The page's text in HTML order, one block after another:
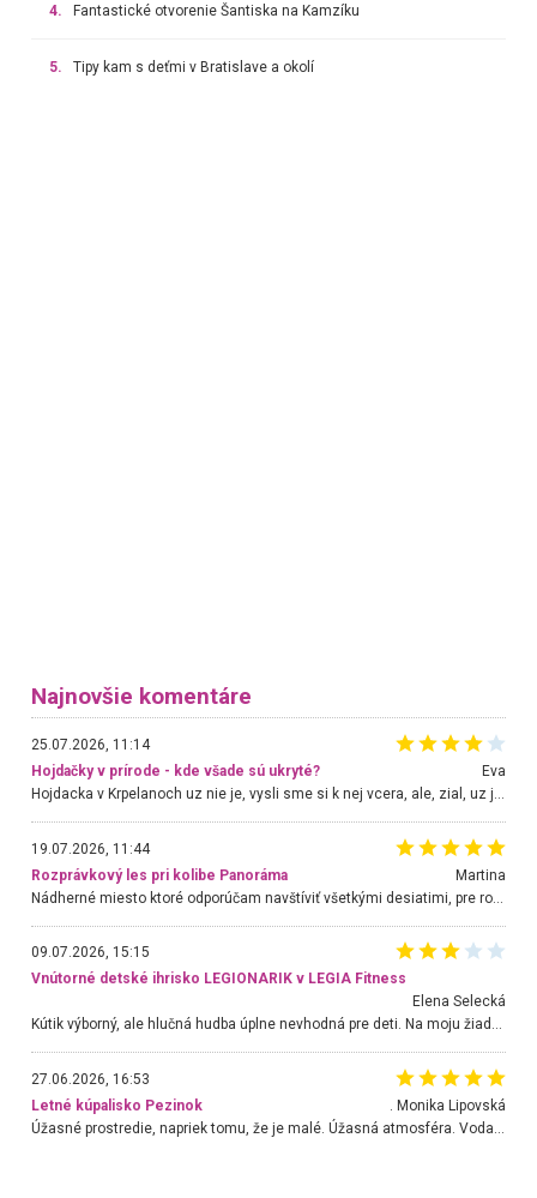
4. Fantastické otvorenie Šantiska na Kamzíku
5. Tipy kam s deťmi v Bratislave a okolí
Najnovšie komentáre
25.07.2026, 11:14
Hojdačky v prírode - kde všade sú ukryté?
Eva
Hojdacka v Krpelanoch uz nie je, vysli sme si k nej vcera, ale, zial, uz je znicena. Ak sem planujete cestu len kvoli hojdacke, mozete si ju usetrit. Krasny vyhlad je tu vsak aj bez hojdacky :-)
19.07.2026, 11:44
Rozprávkový les pri kolibe Panoráma
Martina
Nádherné miesto ktoré odporúčam navštíviť všetkými desiatimi, pre rodiny s deťmi, dôchodcom... Proste a jednoducho ozaj rozprávkový les.. určite ešte prídeme. Odniesli sme si na pamiatku krásne tričká,
09.07.2026, 15:15
Vnútorné detské ihrisko LEGIONARIK v LEGIA Fitness
Elena Selecká
Kútik výborný, ale hlučná hudba úplne nevhodná pre deti. Na moju žiadosť o aspoň sušenie nereagovali.
27.06.2026, 16:53
Letné kúpalisko Pezinok
. Monika Lipovská
Úžasné prostredie, napriek tomu, že je malé. Úžasná atmosféra. Voda fantastická a nádherná. Ľudí je pomerne veľa, ale su mili a ohľaduplní. Je veľmi zaujímavé sledovať, ako dokážu spolu športovať cudzí ľudia a bez ohľadu na vek. Vládne tu pohoda. Vnuka neviem dostať z vody. Ďakujem za krásny deň . Urcite sa sem vrátim. Jediný problém je s parkovaním, ale aj ten sa mi podarilo vyriešiť. Monika Bratislava